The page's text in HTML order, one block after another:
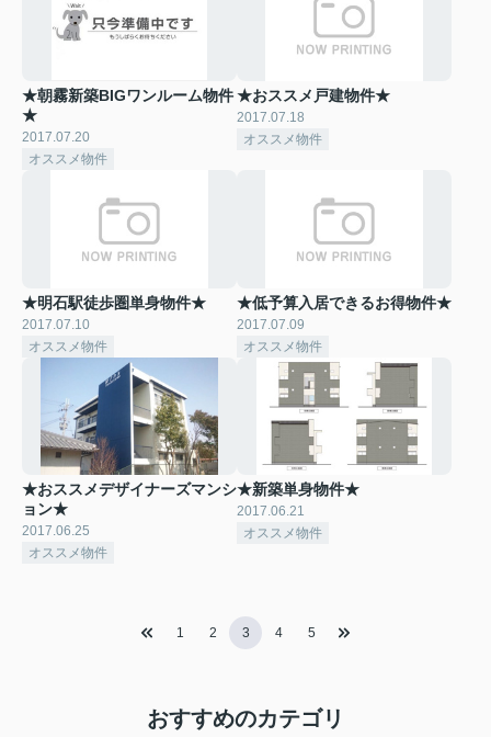
★朝霧新築BIGワンルーム物件
★
2017.07.20
オススメ物件
★おススメ戸建物件★
2017.07.18
オススメ物件
★明石駅徒歩圏単身物件★
2017.07.10
オススメ物件
★低予算入居できるお得物件★
2017.07.09
オススメ物件
★おススメデザイナーズマンシ
ョン★
2017.06.25
オススメ物件
★新築単身物件★
2017.06.21
オススメ物件
1 2 3 4 5
おすすめのカテゴリ